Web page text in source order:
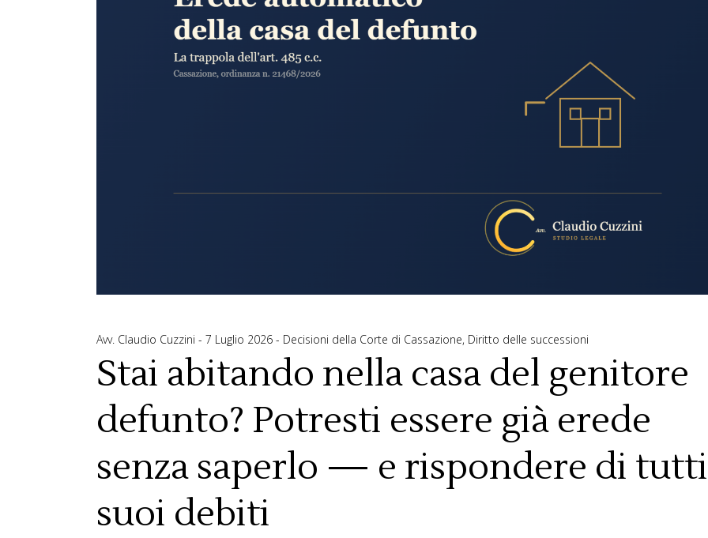
Avv. Claudio Cuzzini 7 Luglio 2026 Decisioni della Corte di Cassazione, Diritto delle successioni
Stai abitando nella casa del genitore
defunto? Potresti essere già erede
senza saperlo — e rispondere di
suoi debiti